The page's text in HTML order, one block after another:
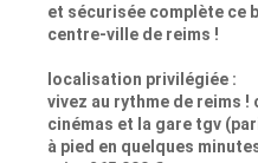
et sécurisée complète ce
centre-ville de reims !
localisation privilégiée :
vivez au rythme de reims
cinémas et la gare tgv
à pied en quelques